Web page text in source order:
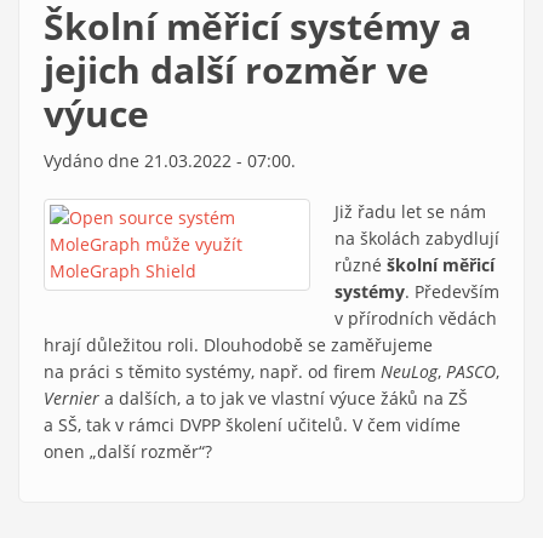
Školní měřicí systémy a
jejich další rozměr ve
výuce
Vydáno dne 21.03.2022 - 07:00.
Již řadu let se nám
na školách zabydlují
různé školní měřicí
systémy. Především
v přírodních vědách
hrají důležitou roli. Dlouhodobě se zaměřujeme
na práci s těmito systémy, např. od firem NeuLog, PASCO,
Vernier a dalších, a to jak ve vlastní výuce žáků na ZŠ
a SŠ, tak v rámci DVPP školení učitelů. V čem vidíme
onen „další rozměr“?